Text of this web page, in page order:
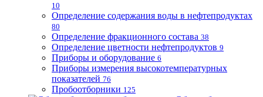
10
Определение содержания воды в нефтепродуктах
80
Определение фракционного состава 38
Определение цветности нефтепродуктов 9
Приборы и оборудование 6
Приборы измерения высокотемпературных
показателей 76
Пробоотборники 125